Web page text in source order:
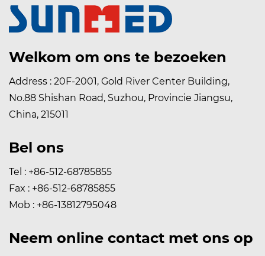
Welkom om ons te bezoeken
Address : 20F-2001, Gold River Center Building,
No.88 Shishan Road, Suzhou, Provincie Jiangsu,
China, 215011
Bel ons
Tel : +86-512-68785855
Fax : +86-512-68785855
Mob : +86-13812795048
Neem online contact met ons op